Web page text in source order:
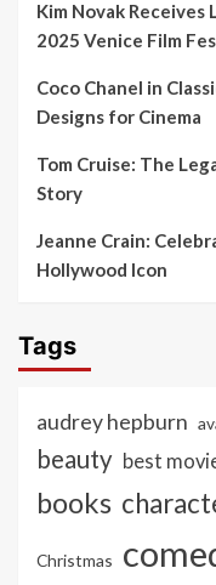
Kim Novak
2025 Venice Film
Coco Chanel in
Designs for Cinema
Tom Cruise: The
Story
Jeanne Crain:
Hollywood Icon
Tags
audrey hepburn
beauty best
books
Christmas